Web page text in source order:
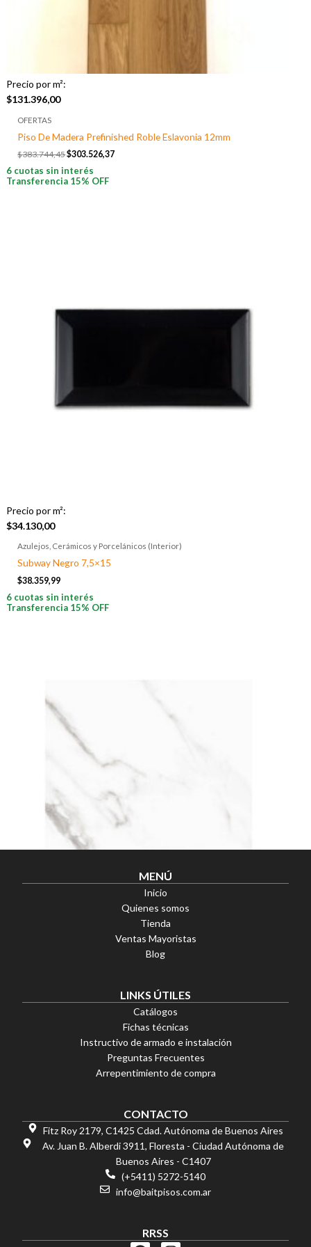
Precio por m²:
$131.396,00
OFERTAS
Piso De Madera Prefinished Roble Eslavonia 12mm
$383.744,45$303.526,37
6 cuotas sin interés
Transferencia 15% OFF
Precio por m²:
$34.130,00
Azulejos, Cerámicos y Porcelánicos (Interior)
Subway Negro 7,5×15
$38.359,99
6 cuotas sin interés
Transferencia 15% OFF
MENÚ
Inicio
Quienes somos
Tienda
Ventas Mayoristas
Blog
LINKS ÚTILES
Catálogos
Fichas técnicas
Instructivo de armado e instalación
Preguntas Frecuentes
Arrepentimiento de compra
CONTACTO
Fitz Roy 2179, C1425 Cdad. Autónoma de Buenos Aires
Av. Juan B. Alberdi 3911, Floresta - Ciudad Autónoma de
Buenos Aires - C1407
(+5411) 5272-5140
info@baitpisos.com.ar
RRSS